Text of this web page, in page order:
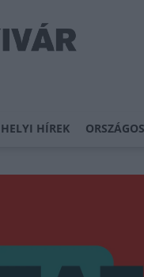
HELYI HÍREK